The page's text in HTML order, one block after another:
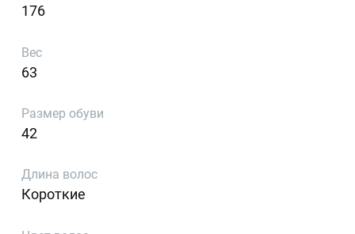
176
Вес
63
Размер обуви
42
Длина волос
Короткие